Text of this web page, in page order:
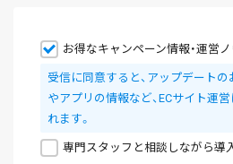
お得なキャンペーン情報・運営
受信に同意すると、アップデートの
やアプリの情報など、ECサイト運
れます。
専門スタッフと相談しながら導